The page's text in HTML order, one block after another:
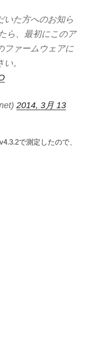
いた方へのお知ら
ら、最初にこのア
ファームウェアに
。
2014, 3月 13
で測定したので、